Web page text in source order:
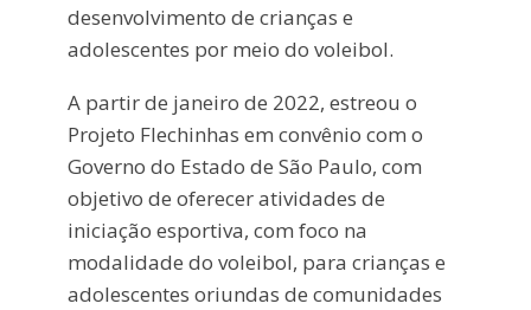
desenvolvimento de crianças e
adolescentes por meio do voleibol.
A partir de janeiro de 2022, estreou o
Projeto Flechinhas em convênio com o
Governo do Estado de São Paulo, com
objetivo de oferecer atividades de
iniciação esportiva, com foco na
modalidade do voleibol, para crianças e
adolescentes oriundas de comunidades